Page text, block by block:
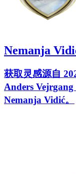
Nemanja
获取灵感源自
Anders
Nemanja Vidić。